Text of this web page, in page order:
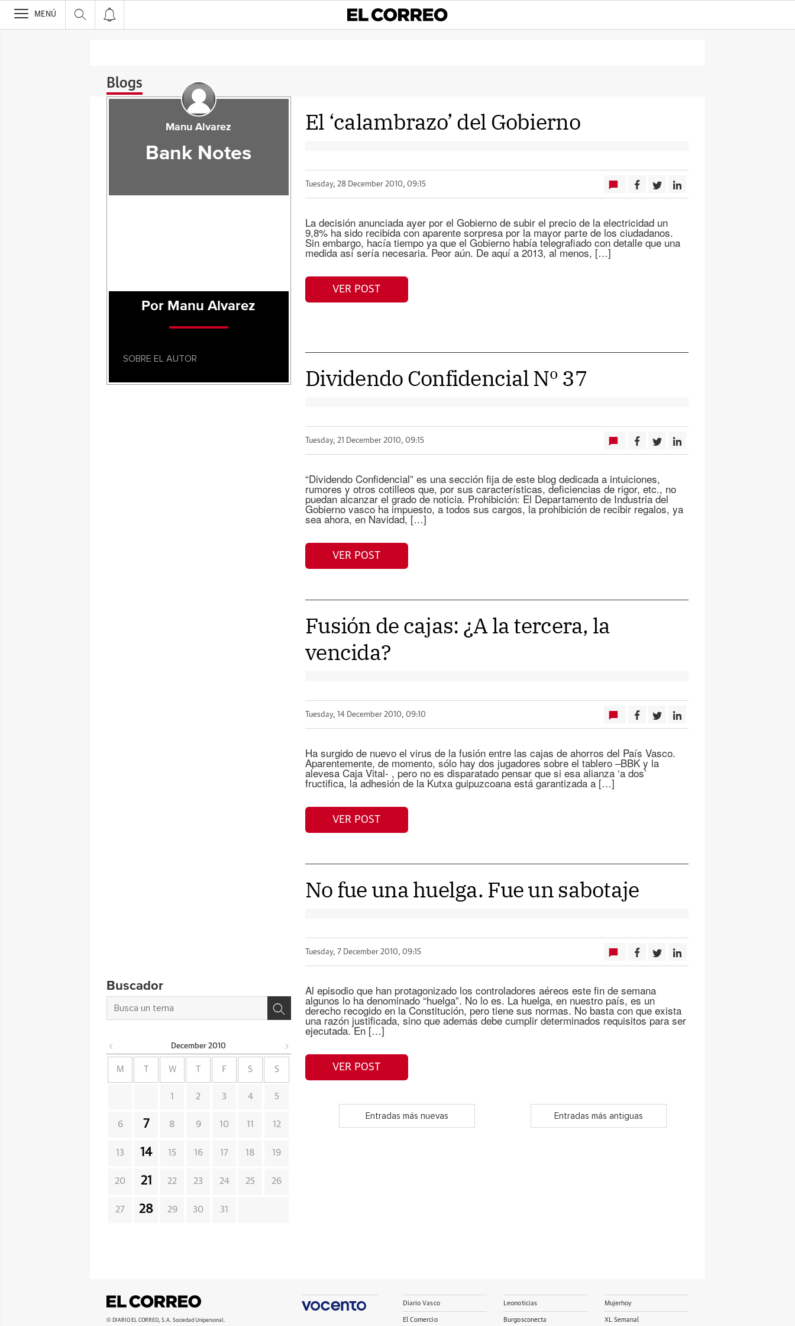
>
MENÚ
Blogs
El ‘calambrazo’ del Gobierno
Tuesday, 28 December 2010, 09:15
La decisión anunciada ayer por el Gobierno de subir el precio de la electricidad un
9,8% ha sido recibida con aparente sorpresa por la mayor parte de los ciudadanos.
Sin embargo, hacía tiempo ya que el Gobierno había telegrafiado con detalle que una
medida así sería necesaria. Peor aún. De aquí a 2013, al menos, […]
VER POST
Dividendo Confidencial Nº 37
Tuesday, 21 December 2010, 09:15
“Dividendo Confidencial” es una sección fija de este blog dedicada a intuiciones,
rumores y otros cotilleos que, por sus características, deficiencias de rigor, etc., no
puedan alcanzar el grado de noticia. Prohibición: El Departamento de Industria del
Gobierno vasco ha impuesto, a todos sus cargos, la prohibición de recibir regalos, ya
sea ahora, en Navidad, […]
VER POST
Fusión de cajas: ¿A la tercera, la
vencida?
Tuesday, 14 December 2010, 09:10
Ha surgido de nuevo el virus de la fusión entre las cajas de ahorros del País Vasco.
Aparentemente, de momento, sólo hay dos jugadores sobre el tablero –BBK y la
alevesa Caja Vital- , pero no es disparatado pensar que si esa alianza ‘a dos’
fructifica, la adhesión de la Kutxa guipuzcoana está garantizada a […]
VER POST
No fue una huelga. Fue un sabotaje
Tuesday, 7 December 2010, 09:15
Al episodio que han protagonizado los controladores aéreos este fin de semana
algunos lo ha denominado “huelga”. No lo es. La huelga, en nuestro país, es un
derecho recogido en la Constitución, pero tiene sus normas. No basta con que exista
una razón justificada, sino que además debe cumplir determinados requisitos para ser
ejecutada. En […]
VER POST
Entradas más nuevas Entradas más antiguas
Manu Alvarez
Bank Notes
Por Manu Alvarez
SOBRE EL AUTOR
Buscador
December 2010
M W F S S
1 2 3 4 5
6 7 8 9 10 11 12
13 14 15 16 17 18 19
20 21 22 23 24 25 26
27 28 29 30 31
© DIARIO EL CORREO, S.A. Sociedad Unipersonal.
Diario Vasco
El Comercio
Leonoticias
Burgosconecta
Mujerhoy
XL Semanal